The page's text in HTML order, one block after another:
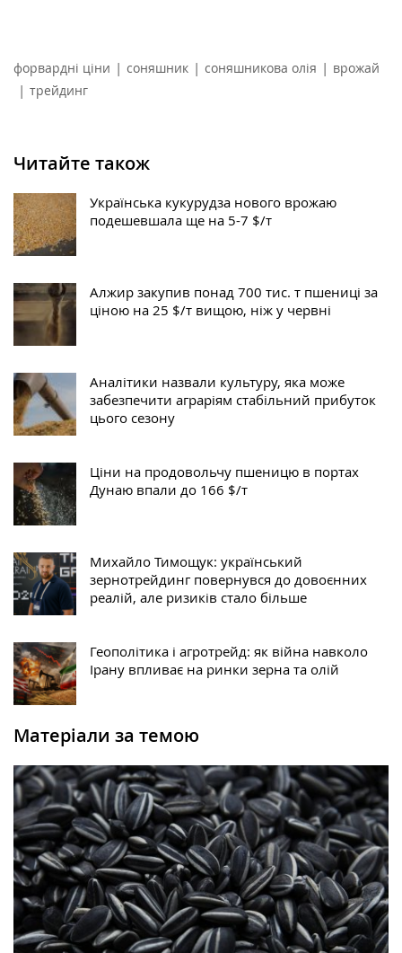
форвардні ціни | соняшник | соняшникова олія | врожай
| трейдинг
Читайте також
Українська кукурудза нового врожаю
подешевшала ще на 5-7 $/т
Алжир закупив понад 700 тис. т пшениці за
ціною на 25 $/т вищою, ніж у червні
Аналітики назвали культуру, яка може
забезпечити аграріям стабільний прибуток
цього сезону
Ціни на продовольчу пшеницю в портах
Дунаю впали до 166 $/т
Михайло Тимощук: український
зернотрейдинг повернувся до довоєнних
реалій, але ризиків стало більше
Геополітика і агротрейд: як війна навколо
Ірану впливає на ринки зерна та олій
Матеріали за темою